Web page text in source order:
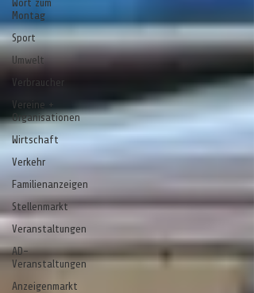
Wort zum
Montag
Sport
Umwelt
Verbraucher
Vereine +
Organisationen
Wirtschaft
Verkehr
Familienanzeigen
Stellenmarkt
Veranstaltungen
AD-
Veranstaltungen
Anzeigenmarkt